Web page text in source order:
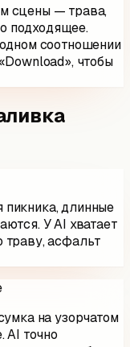
сцены — трава,
подходящее.
соотношении
чтобы
длинные
У AI хватает
траву, асфальт
на узорчатом
AI точно